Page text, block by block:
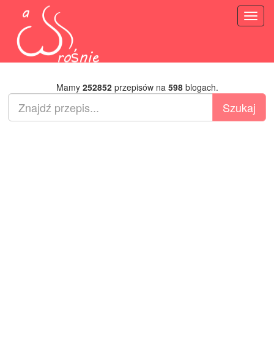
Mamy 252852przepisów na 598blogach.